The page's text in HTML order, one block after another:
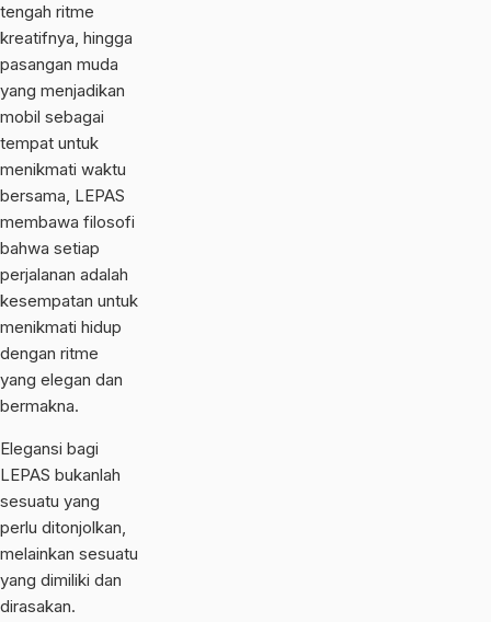
tengah ritme
kreatifnya, hingga
pasangan muda
yang menjadikan
mobil sebagai
tempat untuk
menikmati waktu
bersama, LEPAS
membawa filosofi
bahwa setiap
perjalanan adalah
kesempatan untuk
menikmati hidup
dengan ritme
yang elegan dan
bermakna.
Elegansi bagi
LEPAS bukanlah
sesuatu yang
perlu ditonjolkan,
melainkan sesuatu
yang dimiliki dan
dirasakan.